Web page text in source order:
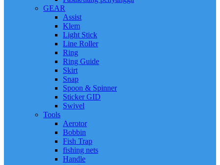
GEAR
Assist
Klem
Light Stick
Line Roller
Ring
Ring Guide
Skirt
Snap
Spoon & Spinner
Sticker GID
Swivel
Tools
Aerotor
Bobbin
Fish Trap
fishing nets
Handle